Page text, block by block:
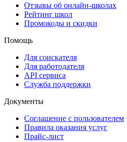
Отзывы об онлайн-школах
Рейтинг школ
Промокоды и скидки
Помощь
Для соискателя
Для работодателя
API сервиса
Служба поддержки
Документы
Соглашение с пользователем
Правила оказания услуг
Прайс-лист